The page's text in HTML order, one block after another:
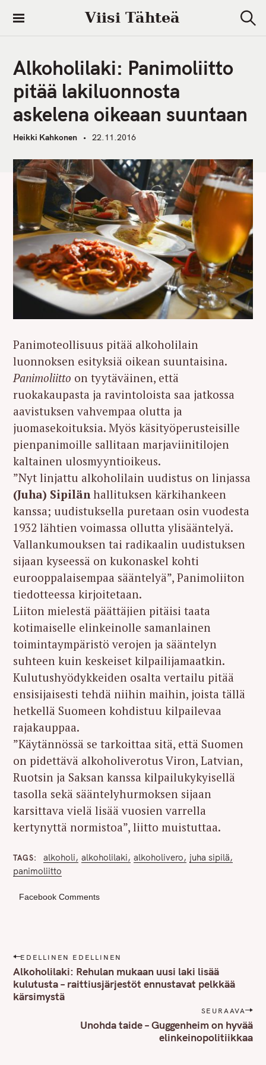
i
Viisi Tähteä
e
Alkoholilaki: Panimoliitto
pitää lakiluonnosta
askelena oikeaan suuntaan
Heikki Kahkonen 22.11.2016
Panimoteollisuus pitää alkoholilain
luonnoksen esityksiä oikean suuntaisina.
Panimoliitto on tyytäväinen, että
ruokakaupasta ja ravintoloista saa jatkossa
aavistuksen vahvempaa olutta ja
juomasekoituksia. Myös käsityöperusteisille
pienpanimoille sallitaan marjaviinitilojen
kaltainen ulosmyyntioikeus.
”Nyt linjattu alkoholilain uudistus on linjassa
(Juha) Sipilänhallituksen kärkihankeen
kanssa; uudistuksella puretaan osin vuodesta
1932 lähtien voimassa ollutta ylisääntelyä.
Vallankumouksen tai radikaalin uudistuksen
sijaan kyseessä on kukonaskel kohti
eurooppalaisempaa sääntelyä”, Panimoliiton
tiedotteessa kirjoitetaan.
Liiton mielestä päättäjien pitäisi taata
kotimaiselle elinkeinolle samanlainen
toimintaympäristö verojen ja sääntelyn
suhteen kuin keskeiset kilpailijamaatkin.
Kulutushyödykkeiden osalta vertailu pitää
ensisijaisesti tehdä niihin maihin, joista tällä
hetkellä Suomeen kohdistuu kilpailevaa
rajakauppaa.
”Käytännössä se tarkoittaa sitä, että Suomen
on pidettävä alkoholiverotus Viron, Latvian,
Ruotsin ja Saksan kanssa kilpailukykyisellä
tasolla sekä sääntelyhurmoksen sijaan
karsittava vielä lisää vuosien varrella
kertynyttä normistoa”, liitto muistuttaa.
TAGS alkoholi alkoholilaki alkoholivero
juha sipilä
panimoliitto
Facebook Comments
P
o
s
t
EDELLINEN EDELLINEN
Alkoholilaki: Rehulan mukaan uusi laki lisää
kulutusta – raittiusjärjestöt ennustavat pelkkää
kärsimystä
SEURAAVA
Unohda taide – Guggenheim on hyvää
elinkeinopolitiikkaa